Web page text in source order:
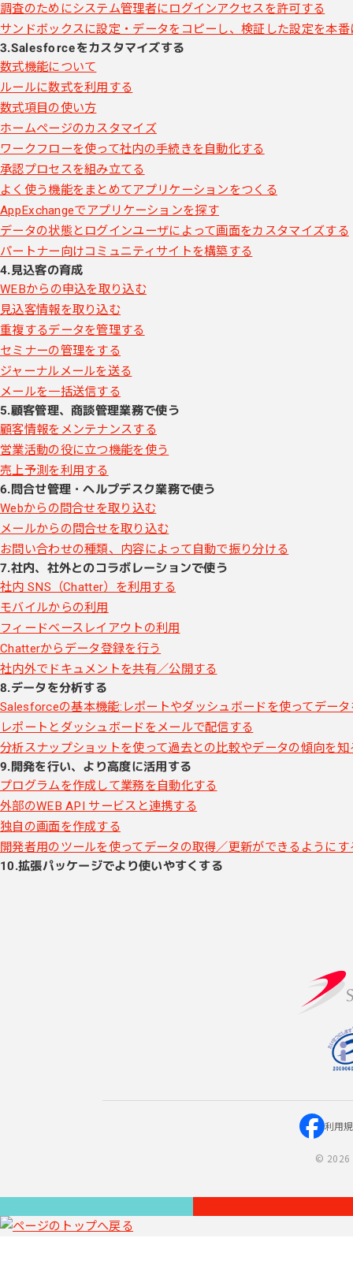
調査のためにシステム管理者にログインアクセスを許可する
サンドボックスに設定・データをコピーし、検証した設定を本
3.Salesforceをカスタマイズする
数式機能について
ルールに数式を利用する
数式項目の使い方
ホームページのカスタマイズ
ワークフローを使って社内の手続きを自動化する
承認プロセスを組み立てる
よく使う機能をまとめてアプリケーションをつくる
AppExchangeでアプリケーションを探す
データの状態とログインユーザによって画面をカスタマイズする
パートナー向けコミュニティサイトを構築する
4.見込客の育成
WEBからの申込を取り込む
見込客情報を取り込む
重複するデータを管理する
セミナーの管理をする
ジャーナルメールを送る
メールを一括送信する
5.顧客管理、商談管理業務で使う
顧客情報をメンテナンスする
営業活動の役に立つ機能を使う
売上予測を利用する
6.問合せ管理・ヘルプデスク業務で使う
Webからの問合せを取り込む
メールからの問合せを取り込む
お問い合わせの種類、内容によって自動で振り分ける
7.社内、社外とのコラボレーションで使う
社内 SNS（Chatter）を利用する
モバイルからの利用
フィードベースレイアウトの利用
Chatterからデータ登録を行う
社内外でドキュメントを共有／公開する
8.データを分析する
Salesforceの基本機能:レポートやダッシュボードを使ってデー
レポートとダッシュボードをメールで配信する
分析スナップショットを使って過去との比較やデータの傾向を知
9.開発を行い、より高度に活用する
プログラムを作成して業務を自動化する
外部のWEB API サービスと連携する
独自の画面を作成する
開発者用のツールを使ってデータの取得／更新ができるようにす
10.拡張パッケージでより使いやすくする
利用
© 2026